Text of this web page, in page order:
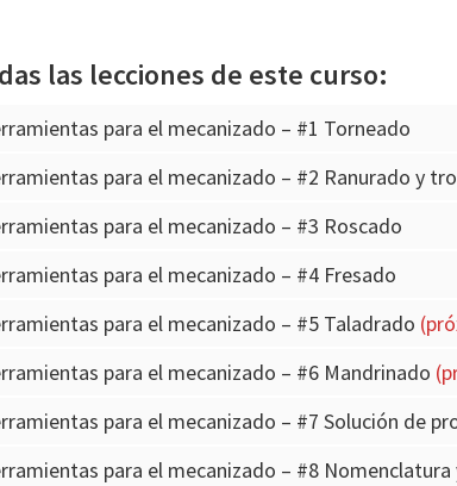
las lecciones de este curso:
para el mecanizado – #1 Torneado
para el mecanizado – #2 Ranurado y
para el mecanizado – #3 Roscado
para el mecanizado – #4 Fresado
para el mecanizado – #5 Taladrado
para el mecanizado – #6 Mandrinado
para el mecanizado – #7 Solución de
para el mecanizado – #8 Nomenclatura